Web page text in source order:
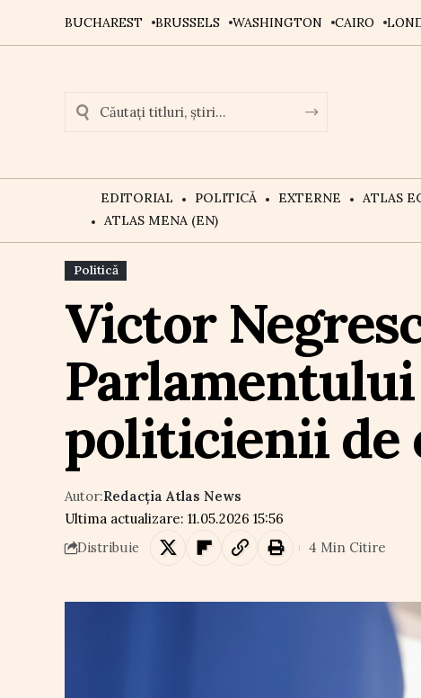
BUCHAREST BRUSSELS WASHINGTON CAIRO
EDITORIAL POLITICĂ EXTERNE ATLAS
ATLAS MENA (EN)
Politică
Victor
politicienii de
Ultima actualizare: 11.05.2026 15:56
Autor:Redacția Atlas News
Distribuie 4 Min Citire